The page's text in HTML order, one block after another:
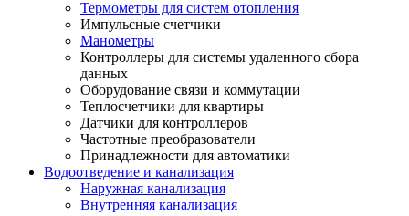
Термометры для систем отопления
Импульсные счетчики
Манометры
Контроллеры для системы удаленного сбора
данных
Оборудование связи и коммутации
Теплосчетчики для квартиры
Датчики для контроллеров
Частотные преобразователи
Принадлежности для автоматики
Водоотведение и канализация
Наружная канализация
Внутренняя канализация